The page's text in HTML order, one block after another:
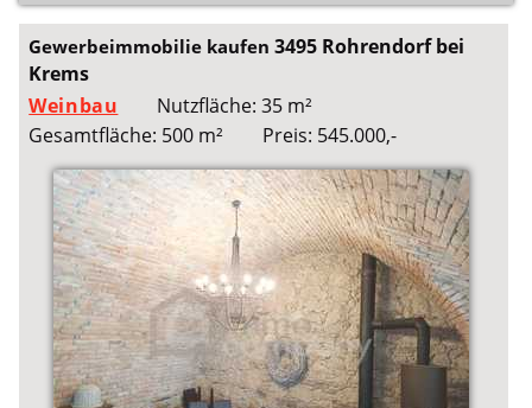
Gewerbeimmobilie kaufen3495 Rohrendorf bei
Krems
Weinbau
Nutzfläche: 35 m²
Gesamtfläche: 500 m²
Preis: 545.000,-